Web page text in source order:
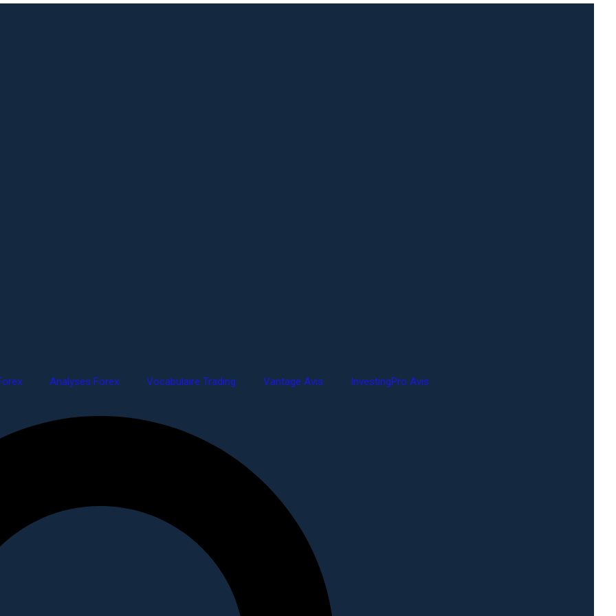
Analyses Forex Vocabulaire Trading Vantage Avis InvestingPro Avis